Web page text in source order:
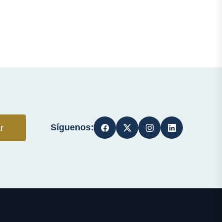
Síguenos: